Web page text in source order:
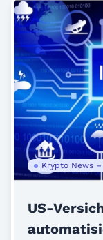
Krypto News
US-